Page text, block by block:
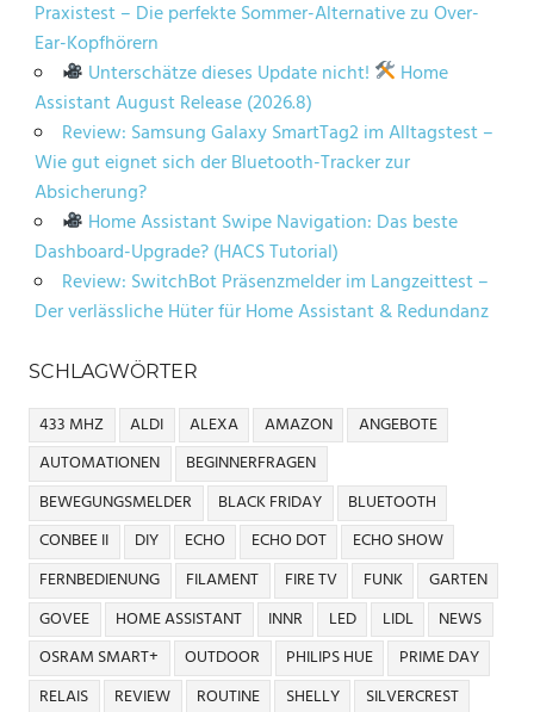
Praxistest – Die perfekte Sommer-Alternative zu Over-
Ear-Kopfhörern
Unterschätze dieses Update nicht!
Home
Assistant August Release (2026.8)
Review: Samsung Galaxy SmartTag2 im Alltagstest –
Wie gut eignet sich der Bluetooth-Tracker zur
Absicherung?
Home Assistant Swipe Navigation: Das beste
Dashboard-Upgrade? (HACS Tutorial)
Review: SwitchBot Präsenzmelder im Langzeittest –
Der verlässliche Hüter für Home Assistant & Redundanz
SCHLAGWÖRTER
433 MHZ ALDI ALEXA AMAZON
ANGEBOTE
AUTOMATIONEN
BEGINNERFRAGEN
BEWEGUNGSMELDER
BLACK FRIDAY
BLUETOOTH
CONBEE II
DIY ECHO ECHO DOT
ECHO SHOW
FERNBEDIENUNG
FILAMENT FIRE TV FUNK
GARTEN
GOVEE
HOME ASSISTANT INNR LED LIDL
NEWS
OSRAM SMART+
OUTDOOR PHILIPS HUE
PRIME DAY
RELAIS
REVIEW ROUTINE SHELLY
SILVERCREST